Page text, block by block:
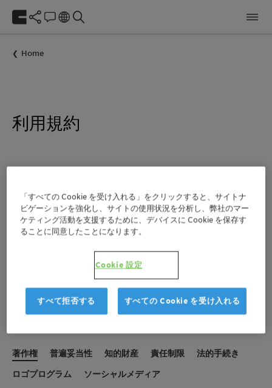
Home
利用規約
ント社が所有、運営、管理するものです。当ウェブサイ
トは、サービスとしてお客様に提供されるものです。当
ウェブサイトのお客様のご利用を規定する、以下の利用
規約をよくご確認ください。当社は、何時でも催告なし
に、この利用規約を更新または変更する権利を留保しま
す。最新の利用規約はこちらからご覧いただけます。
著作権 普遍妥当性 知的財産 責任制限
法的手続き
ロゴプログラム
ソーシャルメディア
「すべての Cookie を受け入れる」をクリックすると、サイトナ
ビゲーションを強化し、サイトの使用状況を分析し、弊社のマー
ケティング活動を支援するために、デバイスに Cookie を保存す
ることに同意したことになります。
Cookie 設定
すべて拒否する すべての Cookie を受け入れる